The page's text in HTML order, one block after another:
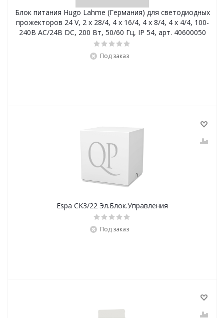
Блок питания Hugo Lahme (Германия) для светодиодных
прожекторов 24 V, 2 x 28/4, 4 x 16/4, 4 x 8/4, 4 x 4/4, 100-
240В AC/24В DC, 200 Вт, 50/60 Гц, IP 54, арт. 40600050
Под заказ
Espa CK3/22 Эл.Блок.Управления
Под заказ